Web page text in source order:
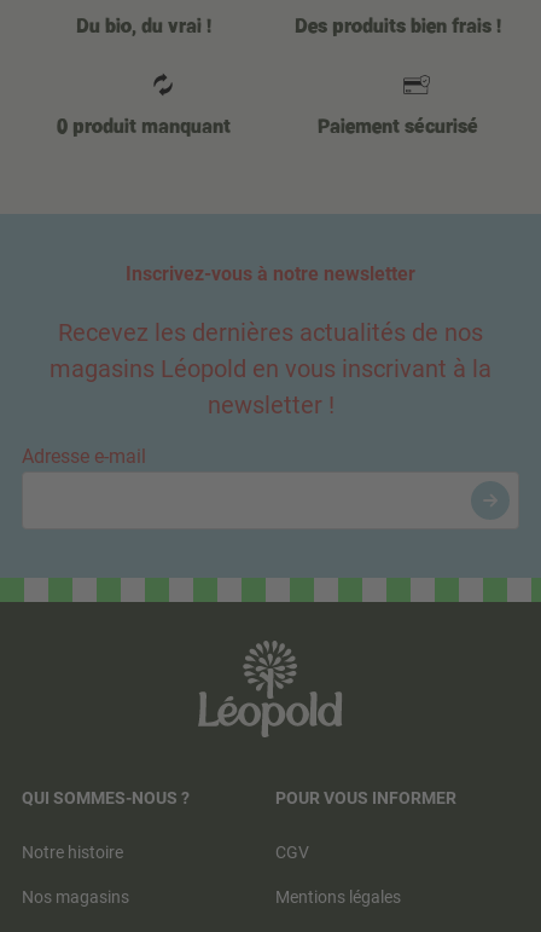
Du bio, du vrai ! Des produits bien frais !
0 produit manquant Paiement sécurisé
Inscrivez-vous à notre newsletter
Recevez les dernières actualités de nos
magasins Léopold en vous inscrivant à la
newsletter !
Adresse e-mail
QUI SOMMES-NOUS ?
Notre histoire
Nos magasins
POUR VOUS INFORMER
CGV
Mentions légales